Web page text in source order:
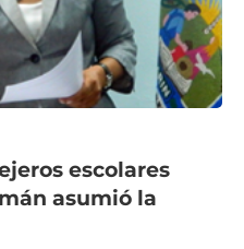
escolares
asumió la